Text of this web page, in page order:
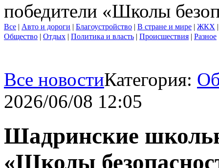
победители «Школы
Все | Авто и дороги | Благоустройство | В стране и мире | ЖКХ
Общество | Отдых | Политика и власть | Происшествия | Разное
Все новостиКатегория:
2026/06/08 12:05
Шадринские
«Школы